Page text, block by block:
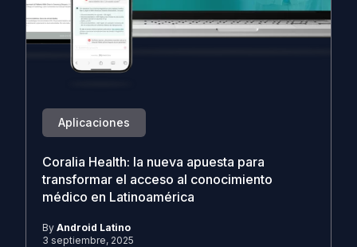
Aplicaciones
Coralia Health: la nueva apuesta para
transformar el acceso al conocimiento
médico en Latinoamérica
By Android Latino
3 septiembre, 2025